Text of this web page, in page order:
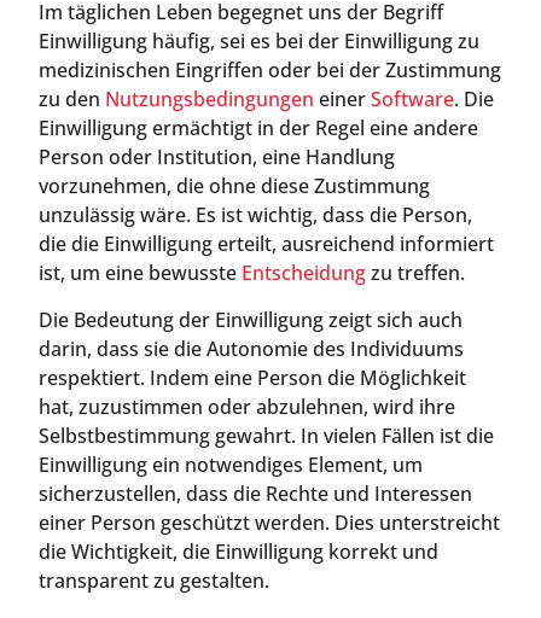
Im täglichen Leben begegnet uns der Begriff
Einwilligung häufig, sei es bei der Einwilligung zu
medizinischen Eingriffen oder bei der Zustimmung
zu den Nutzungsbedingungen einerSoftware. Die
Einwilligung ermächtigt in der Regel eine andere
Person oder Institution, eine Handlung
vorzunehmen, die ohne diese Zustimmung
unzulässig wäre. Es ist wichtig, dass die Person,
die die Einwilligung erteilt, ausreichend informiert
ist, um eine bewusste Entscheidungzu treffen.
Die Bedeutung der Einwilligung zeigt sich auch
darin, dass sie die Autonomie des Individuums
respektiert. Indem eine Person die Möglichkeit
hat, zuzustimmen oder abzulehnen, wird ihre
Selbstbestimmung gewahrt. In vielen Fällen ist die
Einwilligung ein notwendiges Element, um
sicherzustellen, dass die Rechte und Interessen
einer Person geschützt werden. Dies unterstreicht
die Wichtigkeit, die Einwilligung korrekt und
transparent zu gestalten.